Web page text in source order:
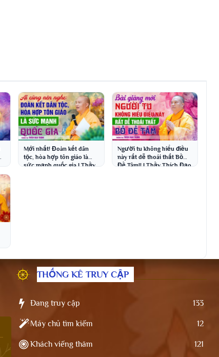
Mới nhất! Đoàn kết dân
tộc, hòa hợp tôn giáo là
sức mạnh quốc gia | Thầy
Người tu không hiểu điều
này rất dễ thoái thất Bồ
Đề Tâm!! | Thầy Thích Đạo
THỐNG KÊ TRUY CẬP
Đang truy cập 133
Máy chủ tìm kiếm 12
Khách viếng thăm 121